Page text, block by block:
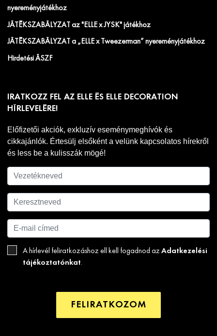
nyereményjátékhoz
JÁTÉKSZABÁLYZAT az "ELLE x JYSK" játékhoz
JÁTÉKSZABÁLYZAT a „ELLE x Tweezerman” nyereményjátékhoz
Hirdetési ÁSZF
IRATKOZZ FEL AZ ELLE ÉS ELLE DECORATION
HÍRLEVELÉRE!
Előfizetői akciók, exkluzív eseménymeghívók és
cikkajánlók. Értesülj elsőként a velünk kapcsolatos hírekről
és less be a kulisszák mögé!
A hírlevél feliratkozáshoz ell kell fogadnod az Adatkezelési
tájékoztatónkat.
FELIRATKOZOM